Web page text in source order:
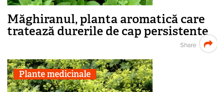
Măghiranul, planta aromatică care
tratează durerile de cap persistente
Share
Plante medicinale